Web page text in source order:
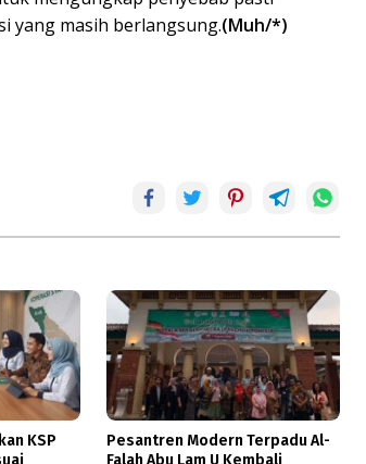
yang masih berlangsung.(Muh/*)
KSP
Pesantren Modern Terpadu Al-